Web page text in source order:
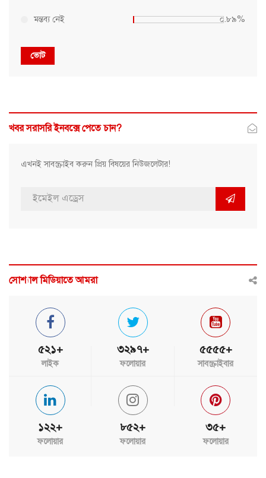
মন্তব্য নেই ০.৮৯%
ভোট
খবর সরাসরি ইনবক্সে পেতে চান?
এখনই সাবস্ক্রাইব করুন প্রিয় বিষয়ের নিউজলেটার!
সোশ্যাল মিডিয়াতে আমরা
৫২১+
লাইক
৩২৯৭+
ফলোয়ার
৫৫৫৫+
সাবস্ক্রাইবার
১২২+
ফলোয়ার
৮৫২+
ফলোয়ার
৩৫+
ফলোয়ার